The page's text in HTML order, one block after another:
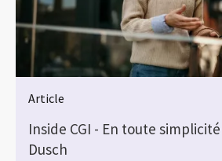
Article
Inside CGI - En toute
Dusch